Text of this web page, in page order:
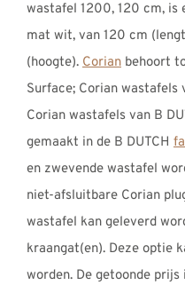
wastafel 1200, 120 cm, is
mat wit, van 120 cm
(hoogte). Corian behoort
Surface; Corian wastafels
Corian wastafels van B
gemaakt in de B DUTCH
en zwevende wastafel
niet-afsluitbare Corian
wastafel kan geleverd
kraangat(en). Deze optie
worden. De getoonde